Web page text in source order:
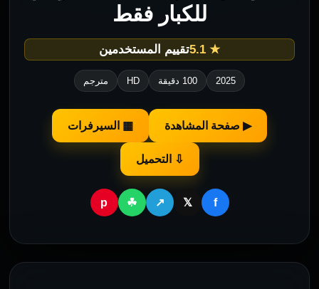
للكبار فقط
★ 5.1 تقييم المستخدمين
2025 100 دقيقة HD مترجم
▶ صفحة المشاهدة ▦ السيرفرات
⇩ التحميل
f
𝕏
↗
☘
p